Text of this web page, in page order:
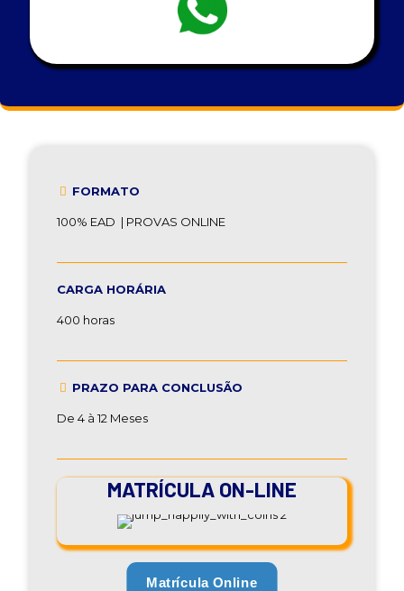
FORMATO
100% EAD | PROVAS ONLINE
CARGA HORÁRIA
400 horas
PRAZO PARA CONCLUSÃO
De 4 à 12 Meses
MATRÍCULA ON-LINE
Matrícula Online